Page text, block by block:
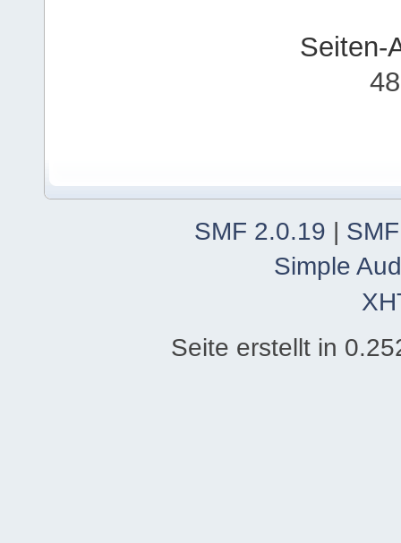
Seiten-
SMF 2.0.19 |
Simple
Seite erstellt in